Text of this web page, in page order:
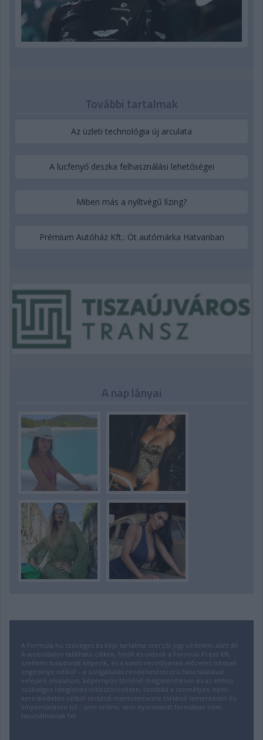
További tartalmak
Az üzleti technológia új arculata
A lucfenyő deszka felhasználási lehetőségei
Miben más a nyíltvégű lízing?
Prémium Autóház Kft.: Öt autómárka Hatvanban
A nap lányai
A Formula.hu szöveges és képi tartalma szerzői jogi védelem alatt áll.
A weboldalon található cikkek, fotók és videók a Formula Press Kft.
szellemi tulajdonát képezik, és a kiadó vezetőjének előzetes írásbeli
engedélye nélkül – a szolgáltatás rendeltetésszerű használatával
velejáró olvasáson, képernyőn történő megjelenítésen és az ehhez
szükséges ideiglenes többszörözésen, továbbá a személyes, nem-
kereskedelmi célból történő merevlemezre történő lementésen és
kinyomtatáson túl - sem online, sem nyomtatott formában nem
használhatóak fel.